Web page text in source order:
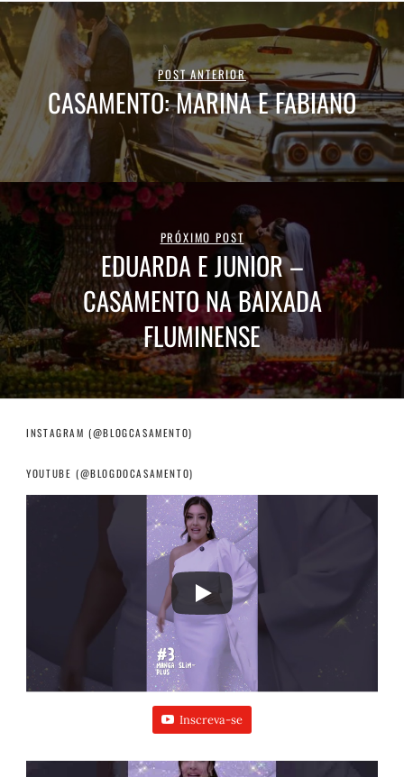
POST ANTERIOR
CASAMENTO: MARINA E FABIANO
PRÓXIMO POST
EDUARDA E JUNIOR –
CASAMENTO NA BAIXADA
FLUMINENSE
INSTAGRAM (@BLOGCASAMENTO)
YOUTUBE (@BLOGDOCASAMENTO)
Inscreva-se